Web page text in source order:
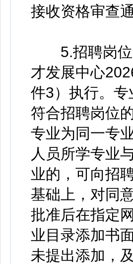
接收资格审查
5.招聘岗位
才发展中心
件3）执行。
符合招聘岗位
专业为同一专
人员所学专业
业的，可向招
基础上，对同
批准后在指定
业目录添加书
未提出添加，